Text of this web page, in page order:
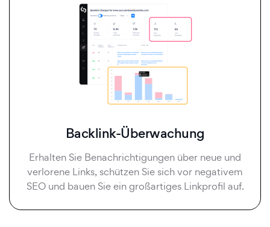
Backlink-Überwachung
Erhalten Sie Benachrichtigungen über neue und
verlorene Links, schützen Sie sich vor negativem
SEO und bauen Sie ein großartiges Linkprofil auf.